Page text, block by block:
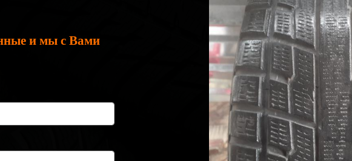
и мы с Вами